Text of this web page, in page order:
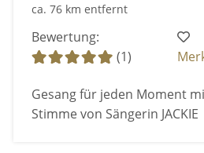
ca. 76 km entfernt
Bewertung:
(1)
Gesang für jeden Moment
Stimme von Sängerin JACKIE